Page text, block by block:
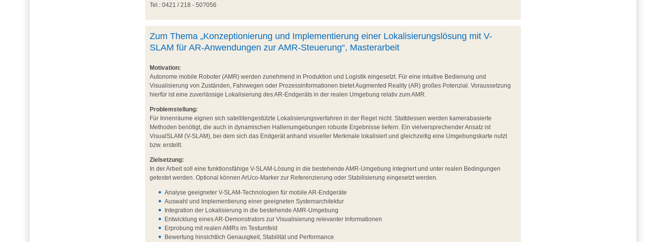
Tel.: 0421 / 218 - 50?056
Zum Thema „Konzeptionierung und Implementierung einer Lokalisierungslösung mit V-
SLAM für AR-Anwendungen zur AMR-Steuerung“, Masterarbeit
Motivation:
Autonome mobile Roboter (AMR) werden zunehmend in Produktion und Logistik eingesetzt. Für eine intuitive Bedienung und
Visualisierung von Zuständen, Fahrwegen oder Prozessinformationen bietet Augmented Reality (AR) großes Potenzial. Voraussetzung
hierfür ist eine zuverlässige Lokalisierung des AR-Endgeräts in der realen Umgebung relativ zum AMR.
Problemstellung:
Für Innenräume eignen sich satellitengestützte Lokalisierungsverfahren in der Regel nicht. Stattdessen werden kamerabasierte
Methoden benötigt, die auch in dynamischen Hallenumgebungen robuste Ergebnisse liefern. Ein vielversprechender Ansatz ist
VisualSLAM (V-SLAM), bei dem sich das Endgerät anhand visueller Merkmale lokalisiert und gleichzeitig eine Umgebungskarte nutzt
bzw. erstellt.
Zielsetzung:
In der Arbeit soll eine funktionsfähige V-SLAM-Lösung in die bestehende AMR-Umgebung integriert und unter realen Bedingungen
getestet werden. Optional können ArUco-Marker zur Referenzierung oder Stabilisierung eingesetzt werden.
Analyse geeigneter V-SLAM-Technologien für mobile AR-Endgeräte
Auswahl und Implementierung einer geeigneten Systemarchitektur
Integration der Lokalisierung in die bestehende AMR-Umgebung
Entwicklung eines AR-Demonstrators zur Visualisierung relevanter Informationen
Erprobung mit realen AMRs im Testumfeld
Bewertung hinsichtlich Genauigkeit, Stabilität und Performance